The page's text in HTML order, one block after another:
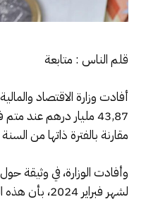
قلم الناس : متابعة
أفادت وزارة الاقتصاد
مقارنة بالفترة ذاتها من
وأفادت الوزارة، في وثيقة
لشهر فبراير